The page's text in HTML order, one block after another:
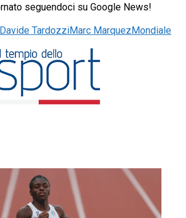
seguendoci su Google News!
Davide TardozziMarc MarquezMondiale